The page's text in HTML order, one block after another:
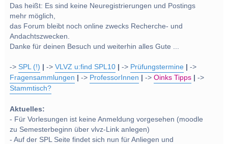
Das heißt: Es sind keine Neuregistrierungen und Postings
mehr möglich,
das Forum bleibt noch online zwecks Recherche- und
Andachtszwecken.
Danke für deinen Besuch und weiterhin alles Gute ...
->SPL (!) ->VLVZ u:find SPL10 -> Prüfungstermine
->
Fragensammlungen
-> ProfessorInnen ->Oinks Tipps
->
Stammtisch?
Aktuelles:
- Für Vorlesungen ist keine Anmeldung vorgesehen (moodle
zu Semesterbeginn über vlvz-Link anlegen)
- Auf der SPL Seite findet sich nun für Anliegen und